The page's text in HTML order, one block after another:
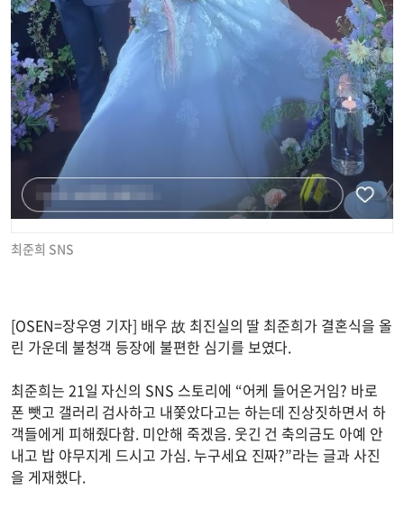
최준희 SNS
[OSEN=장우영 기자] 배우 故 최진실의 딸 최준희가 결혼식을 올
린 가운데 불청객 등장에 불편한 심기를 보였다.
최준희는 21일 자신의 SNS 스토리에 “어케 들어온거임? 바로
폰 뺏고 갤러리 검사하고 내쫓았다고는 하는데 진상짓하면서 하
객들에게 피해줬다함. 미안해 죽겠음. 웃긴 건 축의금도 아예 안
내고 밥 야무지게 드시고 가심. 누구세요 진짜?”라는 글과 사진
을 게재했다.